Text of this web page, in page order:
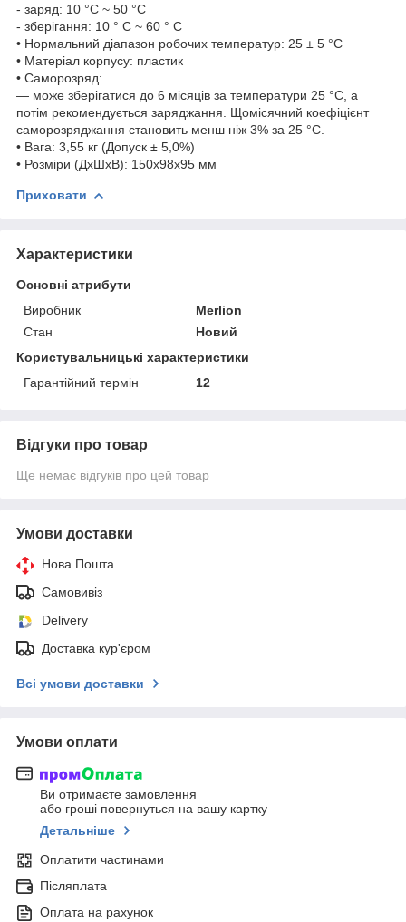
- заряд: 10 °C ~ 50 °C
- зберігання: 10 ° C ~ 60 ° C
• Нормальний діапазон робочих температур: 25 ± 5 °C
• Матеріал корпусу: пластик
• Саморозряд:
— може зберігатися до 6 місяців за температури 25 °C, а
потім рекомендується заряджання. Щомісячний коефіцієнт
саморозряджання становить менш ніж 3% за 25 °C.
• Вага: 3,55 кг (Допуск ± 5,0%)
• Розміри (ДхШхВ): 150x98x95 мм
Приховати
Характеристики
Основні атрибути
Виробник
Merlion
Стан
Новий
Користувальницькі характеристики
Гарантійний термін
12
Відгуки про товар
Ще немає відгуків про цей товар
Умови доставки
Нова Пошта
Самовивіз
Delivery
Доставка кур'єром
Всі умови доставки
Умови оплати
Ви отримаєте замовлення
або гроші повернуться на вашу картку
Детальніше
Оплатити частинами
Післяплата
Оплата на рахунок